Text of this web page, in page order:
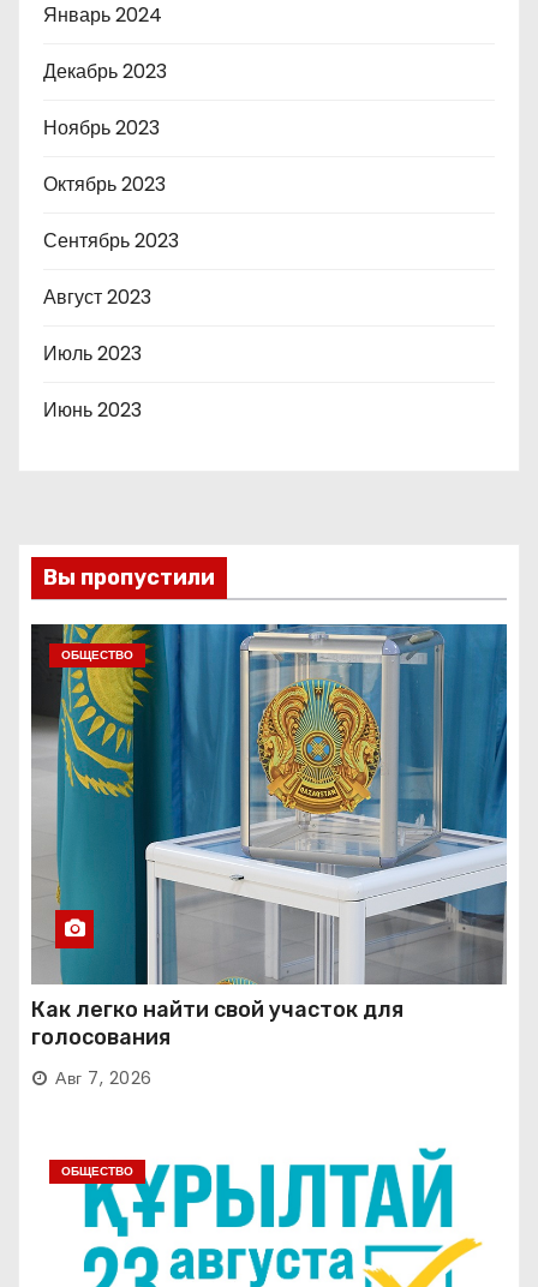
Январь 2024
Декабрь 2023
Ноябрь 2023
Октябрь 2023
Сентябрь 2023
Август 2023
Июль 2023
Июнь 2023
Вы пропустили
ОБЩЕСТВО
Как легко найти свой участок для
голосования
Авг 7, 2026
ОБЩЕСТВО